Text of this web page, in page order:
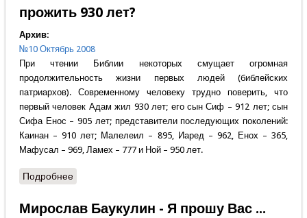
прожить 930 лет?
Архив:
№10 Октябрь 2008
При чтении Библии некоторых смущает огромная
продолжительность жизни первых людей (библейских
патриархов). Современному человеку трудно поверить, что
первый человек Адам жил 930 лет; его сын Сиф – 912 лет; сын
Сифа Енос – 905 лет; представители последующих поколений:
Каинан – 910 лет; Малелеил – 895, Иаред – 962, Енох – 365,
Мафусал – 969, Ламех – 777 и Ной – 950 лет.
Подробнеео Олег Четвериков - Мог ли Адам прожить 930 лет?
Мирослав Баукулин - Я прошу Вас ...